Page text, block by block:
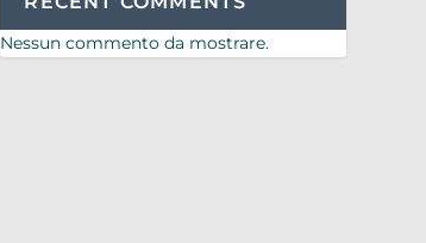
Nessun commento da mostrare.